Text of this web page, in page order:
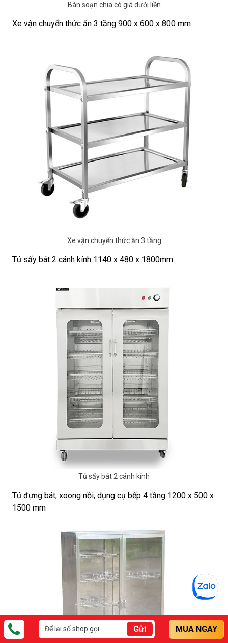
Bàn soạn chia có giá dưới liền
Xe vận chuyển thức ăn 3 tầng 900 x 600 x 800 mm
Xe vận chuyển thức ăn 3 tầng
Tủ sấy bát 2 cánh kính 1140 x 480 x 1800mm
Tủ sấy bát 2 cánh kính
Tủ đựng bát, xoong nồi, dụng cụ bếp 4 tầng 1200 x 500 x
1500 mm
Gửi MUA NGAY